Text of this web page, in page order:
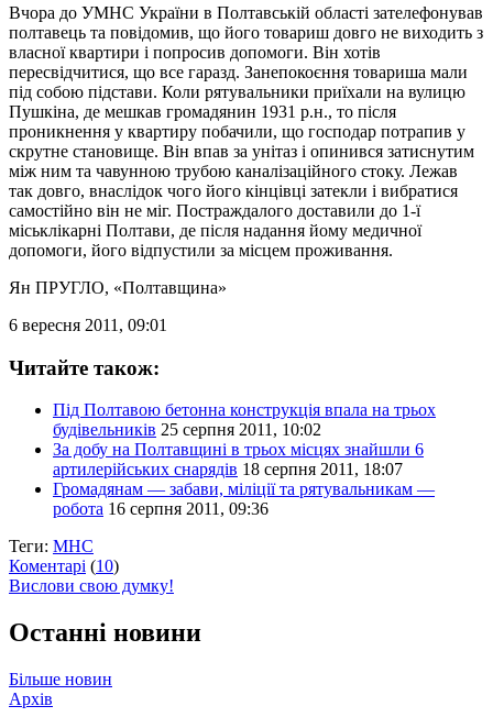
Вчора до УМНС України в Полтавській області зателефонував
полтавець та повідомив, що його товариш довго не виходить з
власної квартири і попросив допомоги. Він хотів
пересвідчитися, що все гаразд. Занепокоєння товариша мали
під собою підстави. Коли рятувальники приїхали на вулицю
Пушкіна, де мешкав громадянин 1931 р.н., то після
проникнення у квартиру побачили, що господар потрапив у
скрутне становище. Він впав за унітаз і опинився затиснутим
між ним та чавунною трубою каналізаційного стоку. Лежав
так довго, внаслідок чого його кінцівці затекли і вибратися
самостійно він не міг. Постраждалого доставили до 1-ї
міськлікарні Полтави, де після надання йому медичної
допомоги, його відпустили за місцем проживання.
Ян ПРУГЛО, «Полтавщина»
6 вересня 2011, 09:01
Читайте також:
Під Полтавою бетонна конструкція впала на трьох
будівельників 25 серпня 2011, 10:02
За добу на Полтавщині в трьох місцях знайшли 6
артилерійських снарядів 18 серпня 2011, 18:07
Громадянам — забави, міліції та рятувальникам —
робота 16 серпня 2011, 09:36
Теги: МНС
Коментарі (10)
Вислови свою думку!
Останні новини
Більше новин
Архів